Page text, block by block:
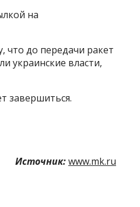
на
что до передачи ракет
украинские власти,
завершиться.
Источник:www.mk.ru